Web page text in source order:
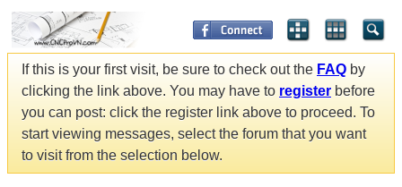
If this is your first visit, be sure to check out the FAQ by
clicking the link above. You may have to register before
you can post: click the register link above to proceed. To
start viewing messages, select the forum that you want
to visit from the selection below.